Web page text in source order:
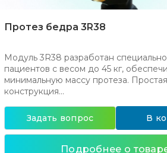
Протез бедра 3R38
Модуль 3R38 разработан
пациентов с весом до 45 кг,
минимальную массу протеза.
конструкция...
Задать вопрос В
Подробнее о